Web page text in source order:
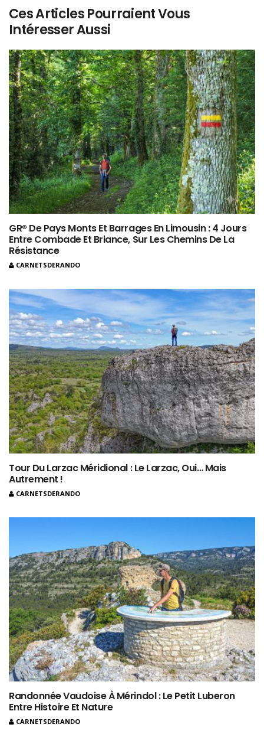
Ces Articles Pourraient Vous
Intéresser Aussi
GR® De Pays Monts Et Barrages En Limousin : 4 Jours
Entre Combade Et Briance, Sur Les Chemins De La
Résistance
CARNETSDERANDO
Tour Du Larzac Méridional : Le Larzac, Oui… Mais
Autrement !
CARNETSDERANDO
Randonnée Vaudoise À Mérindol : Le Petit Luberon
Entre Histoire Et Nature
CARNETSDERANDO